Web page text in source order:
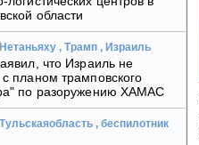
области
Нетаньяху , Трамп , Израиль
что Израиль не
планом трамповского
по разоружению ХАМАС
Тульскаяобласть , беспилотник